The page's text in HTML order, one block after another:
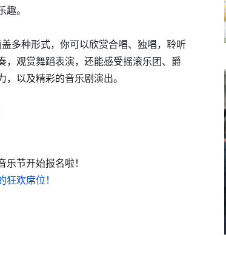
趣。
多种形式，你可以欣赏合唱、独唱，聆听
，观赏舞蹈表演，还能感受摇滚乐团、爵
，以及精彩的音乐剧演出。
乐节开始报名啦！
狂欢席位！